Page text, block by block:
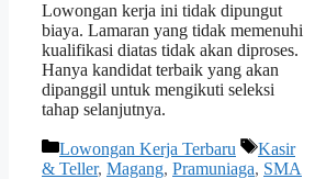
Lowongan kerja ini tidak dipungut
biaya. Lamaran yang tidak memenuhi
kualifikasi diatas tidak akan diproses.
Hanya kandidat terbaik yang akan
dipanggil untuk mengikuti seleksi
tahap selanjutnya.
Kategori
Lowongan Kerja Terbaru Tag
Kasir
& Teller, Magang, Pramuniaga, SMA